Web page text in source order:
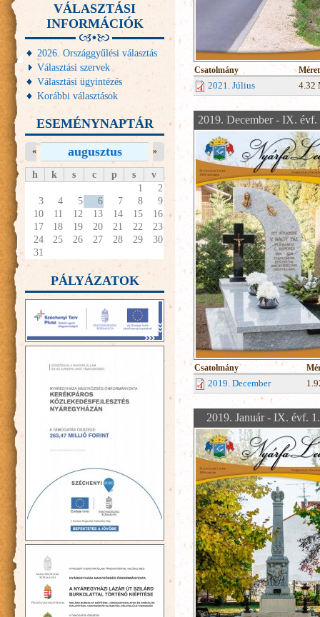
Csatolmány Méret
2021. Július 4.32
2019. December - IX. évf.
Csatolmány
2019. December
2019. Január - IX. évf.
VÁLASZTÁSI
INFORMÁCIÓK
2026. Országgyűlési választás
Választási szervek
Választási ügyintézés
Korábbi választások
ESEMÉNYNAPTÁR
augusztus
« »
h k s c p s
v
1
2
3
4 5 6 7 8
9
10
11 12 13 14 15
16
17
18 19 20 21 22
23
24
25 26 27 28 29
30
31
PÁLYÁZATOK